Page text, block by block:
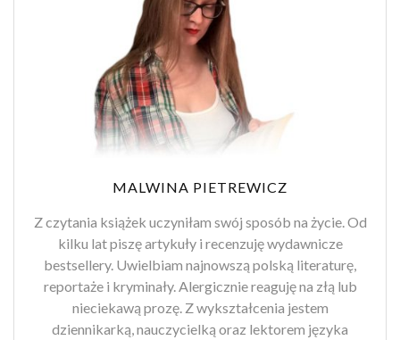
MALWINA PIETREWICZ
Z czytania książek uczyniłam swój sposób na życie. Od
kilku lat piszę artykuły i recenzuję wydawnicze
bestsellery. Uwielbiam najnowszą polską literaturę,
reportaże i kryminały. Alergicznie reaguję na złą lub
nieciekawą prozę. Z wykształcenia jestem
dziennikarką, nauczycielką oraz lektorem języka